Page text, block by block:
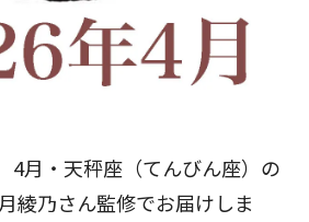
4月・天秤座（てんびん座）の
綾乃さん監修でお届けしま